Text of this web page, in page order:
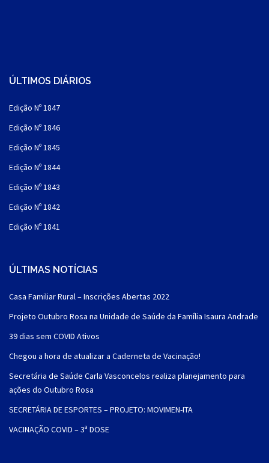
ÚLTIMOS DIÁRIOS
Edição Nº 1847
Edição Nº 1846
Edição Nº 1845
Edição Nº 1844
Edição Nº 1843
Edição Nº 1842
Edição Nº 1841
ÚLTIMAS NOTÍCIAS
Casa Familiar Rural – Inscrições Abertas 2022
Projeto Outubro Rosa na Unidade de Saúde da Família Isaura Andrade
39 dias sem COVID Ativos
Chegou a hora de atualizar a Caderneta de Vacinação!
Secretária de Saúde Carla Vasconcelos realiza planejamento para
ações do Outubro Rosa
SECRETÁRIA DE ESPORTES – PROJETO: MOVIMEN-ITA
VACINAÇÃO COVID – 3ª DOSE